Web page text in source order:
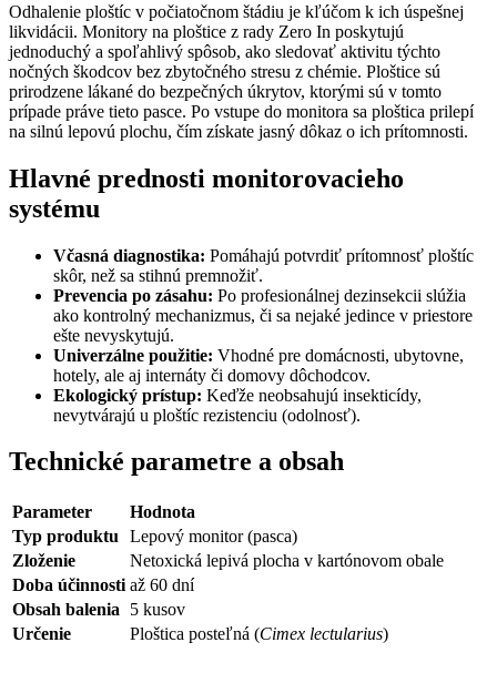
Odhalenie ploštíc v počiatočnom štádiu je kľúčom k ich úspešnej
likvidácii. Monitory na ploštice z rady Zero In poskytujú
jednoduchý a spoľahlivý spôsob, ako sledovať aktivitu týchto
nočných škodcov bez zbytočného stresu z chémie. Ploštice sú
prirodzene lákané do bezpečných úkrytov, ktorými sú v tomto
prípade práve tieto pasce. Po vstupe do monitora sa ploštica prilepí
na silnú lepovú plochu, čím získate jasný dôkaz o ich prítomnosti.
Hlavné prednosti monitorovacieho
systému
Včasná diagnostika: Pomáhajú potvrdiť prítomnosť ploštíc
skôr, než sa stihnú premnožiť.
Prevencia po zásahu: Po profesionálnej dezinsekcii slúžia
ako kontrolný mechanizmus, či sa nejaké jedince v priestore
ešte nevyskytujú.
Univerzálne použitie: Vhodné pre domácnosti, ubytovne,
hotely, ale aj internáty či domovy dôchodcov.
Ekologický prístup: Keďže neobsahujú insekticídy,
nevytvárajú u ploštíc rezistenciu (odolnosť).
Technické parametre a obsah
Parameter
Hodnota
Typ produktu
Lepový monitor (pasca)
Zloženie
Netoxická lepivá plocha v kartónovom obale
Doba účinnosti až 60 dní
Obsah balenia
5 kusov
Určenie
Ploštica posteľná (Cimex lectularius)